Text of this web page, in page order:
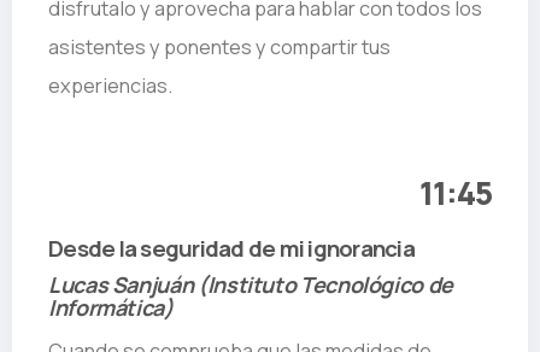
disfrutalo y aprovecha para hablar con todos los
asistentes y ponentes y compartir tus
experiencias.
11:45
Desde la seguridad de mi ignorancia
Lucas Sanjuán (Instituto Tecnológico de
Informática)